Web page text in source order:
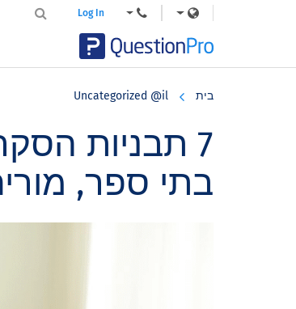
Log In
בית Uncategorized @il
7 תבניות
בתי ספר,